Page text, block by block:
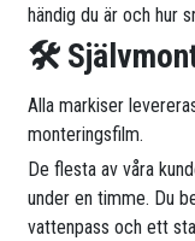
händig du är och hur
🛠
Alla markiser
monteringsfilm.
De flesta av våra
under en timme. Du
vattenpass och ett